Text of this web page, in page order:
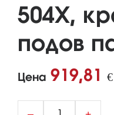
504X,
подов
Цена 919,81 €